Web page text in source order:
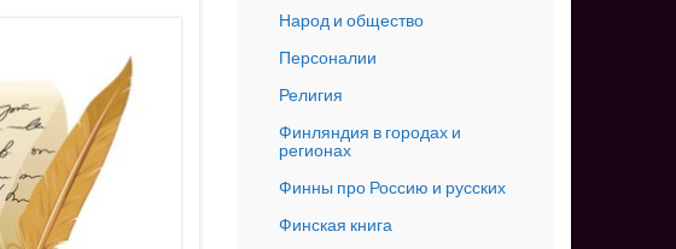
Народ и общество
Персоналии
Религия
Финляндия в городах и
регионах
Финны про Россию и русских
Финская книга